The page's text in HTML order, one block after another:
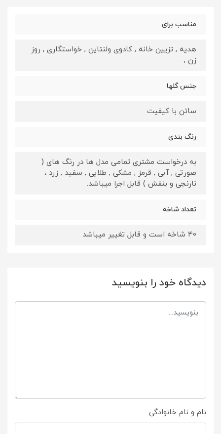
مناسب برای
هدیه , تزیین خانه , کادوی ولنتاین , خواستگاری , روز
زن , ...
جنس گلها
ساتن با کیفیت
رنگ بندی
به درخواست مشتری تمامی مدل ها در رنگ های (
صورتی , آبی , قرمز , مشکی , طلایی , سفید , زرد ،
نارنجی و بنفش ) قابل اجرا میباشد.
تعداد شاخه
40 شاخه است و قابل تغییر میباشد
دیدگاه خود را بنویسید
نام و نام خانوادگی